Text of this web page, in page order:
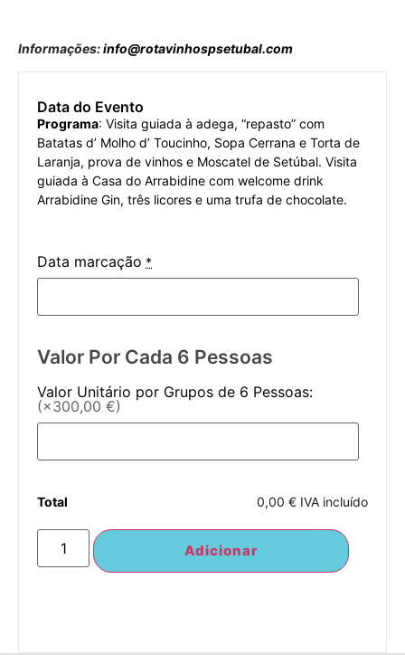
Informações:info@rotavinhospsetubal.com
Data do Evento
Programa: Visita guiada à adega, “repasto” com
Batatas d’ Molho d’ Toucinho, Sopa Cerrana e Torta de
Laranja, prova de vinhos e Moscatel de Setúbal. Visita
guiada à Casa do Arrabidine com welcome drink
Arrabidine Gin, três licores e uma trufa de chocolate.
Data marcação *
Valor Por Cada 6 Pessoas
Valor Unitário por Grupos de 6 Pessoas:
(×300,00 €)
Total 0,00 € IVA incluído
Adicionar